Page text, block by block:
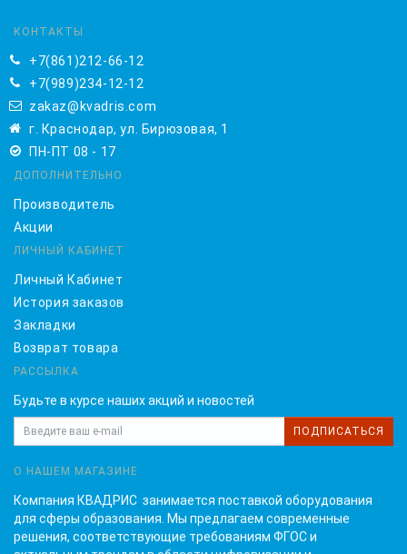
КОНТАКТЫ
+7(861)212-66-12
+7(989)234-12-12
zakaz@kvadris.com
г. Краснодар, ул. Бирюзовая, 1
ПН-ПТ 08 - 17
ДОПОЛНИТЕЛЬНО
Производитель
Акции
ЛИЧНЫЙ КАБИНЕТ
Личный Кабинет
История заказов
Закладки
Возврат товара
РАССЫЛКА
Будьте в курсе наших акций и новостей
ПОДПИСАТЬСЯ
О НАШЕМ МАГАЗИНЕ
Компания КВАДРИС занимается поставкой оборудования
для сферы образования. Мы предлагаем современные
решения, соответствующие требованиям ФГОС и